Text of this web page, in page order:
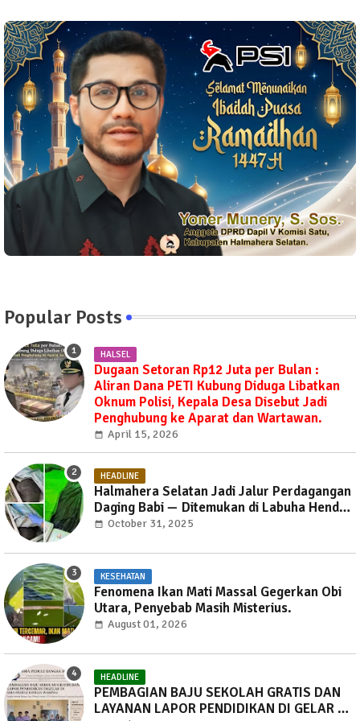
Popular Posts
HALSEL
Dugaan Setoran Rp12 Juta per Bulan :
Aliran Dana PETI Kubung Diduga Libatkan
Oknum Polisi, Kepala Desa Disebut Jadi
Penghubung ke Aparat dan Wartawan.
April 15, 2026
HEADLINE
Halmahera Selatan Jadi Jalur Perdagangan
Daging Babi — Ditemukan di Labuha Hendak
Dibawa ke Weda, Warga Mayoritas Marah,
October 31, 2025
KESEHATAN
Fenomena Ikan Mati Massal Gegerkan Obi
Utara, Penyebab Masih Misterius.
August 01, 2026
HEADLINE
PEMBAGIAN BAJU SEKOLAH GRATIS DAN
LAYANAN LAPOR PENDIDIKAN DI GELAR DI